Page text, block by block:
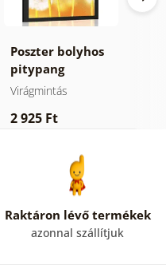
Poszter bolyhos
pitypang
Virágmintás
2 925 Ft
Raktáron lévő termékek
azonnal szállítjuk